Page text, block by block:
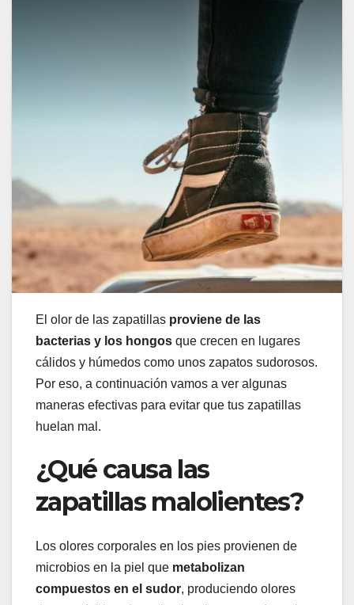
El olor de las zapatillas proviene de las
bacterias y los hongos que crecen en lugares
cálidos y húmedos como unos zapatos sudorosos.
Por eso, a continuación vamos a ver algunas
maneras efectivas para evitar que tus zapatillas
huelan mal.
¿Qué causa las
zapatillas malolientes?
Los olores corporales en los pies provienen de
microbios en la piel que metabolizan
compuestos en el sudor, produciendo olores